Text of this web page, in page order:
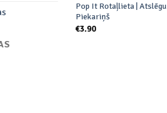
Pop It Rotaļlieta | Atslēgu
Piekariņš
€3.90